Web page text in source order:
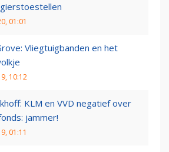
01:01
Vliegtuigbanden en het
10:12
KLM en VVD negatief over
jammer!
01:11